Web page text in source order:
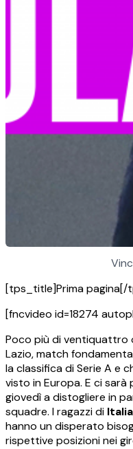
[tps_title]Prima pagina[/
[fncvideo id=18274
Poco più di ventiquattro
Lazio, match
la classifica di Serie A e
visto in Europa. E ci sarà
giovedì a distogliere in
squadre. I ragazzi di
hanno un disperato
rispettive posizioni nei